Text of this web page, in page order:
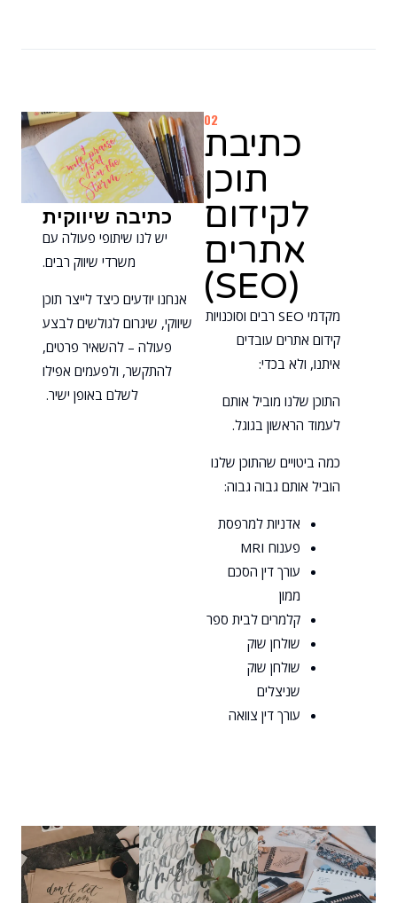
02
כתיבת
תוכן
לקידום
אתרים
(SEO)
מקדמי SEO רבים וסוכנויות
קידום אתרים עובדים
איתנו, ולא בכדי:
התוכן שלנו מוביל אותם
לעמוד הראשון בגוגל.
כמה ביטויים שהתוכן שלנו
הוביל אותם גבוה גבוה:
אדניות למרפסת
פענוח MRI
עורך דין הסכם
ממון
קלמרים לבית ספר
שולחן שוק
שולחן שוק
שניצלים
עורך דין צוואה
כתיבה שיווקית
יש לנו שיתופי פעולה עם
משרדי שיווק רבים.
אנחנו יודעים כיצד לייצר תוכן
שיווקי, שיגרום לגולשים לבצע
פעולה – להשאיר פרטים,
להתקשר, ולפעמים אפילו
לשלם באופן ישיר.